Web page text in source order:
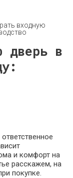
входную
дверь в
и комфорт на
расскажем, на
покупке.